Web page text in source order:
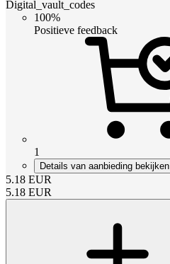
Digital_vault_codes
100%
Positieve feedback
1
Details van aanbieding bekijken
5.18 EUR
5.18 EUR